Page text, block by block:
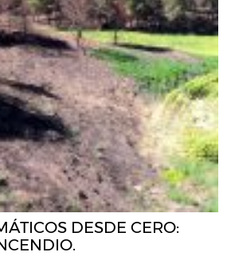
DESDE CERO: